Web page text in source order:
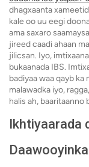
dhagxaanta
kale oo uu eegi
ama saxaro
jireed caadi ahaan
jilicsan. Iyo,
bukaanada IBS.
badiyaa waa qayb
malawadka iyo,
halis ah, baaritaanno
Ikhtiyaarada
Daawooyinka